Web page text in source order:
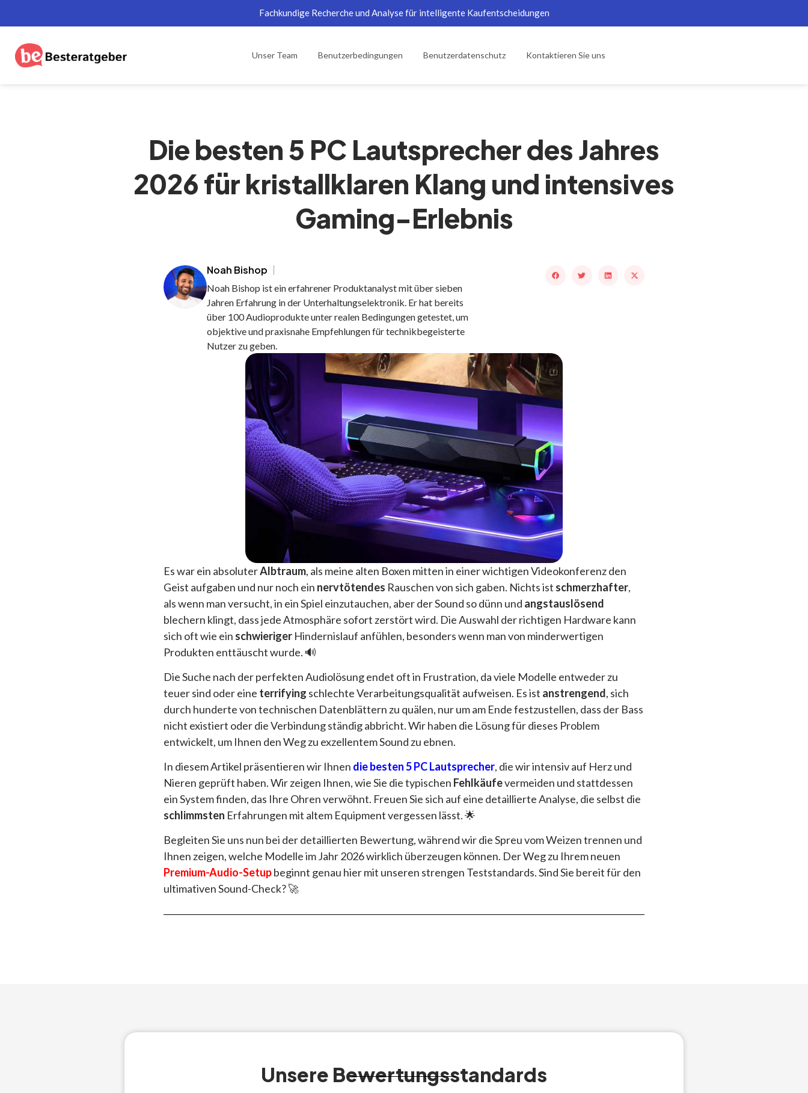
Fachkundige Recherche und Analyse für intelligente Kaufentscheidungen
Unser Team Benutzerbedingungen Benutzerdatenschutz Kontaktieren Sie uns
Die besten 5 PC Lautsprecher des Jahres
2026 für kristallklaren Klang und intensives
Gaming-Erlebnis
Noah Bishop
Noah Bishop ist ein erfahrener Produktanalyst mit über sieben
Jahren Erfahrung in der Unterhaltungselektronik. Er hat bereits
über 100 Audioprodukte unter realen Bedingungen getestet, um
objektive und praxisnahe Empfehlungen für technikbegeisterte
Nutzer zu geben.
Es war ein absoluterAlbtraum, als meine alten Boxen mitten in einer wichtigen Videokonferenz den
Geist aufgaben und nur noch ein nervtötendes Rauschen von sich gaben. Nichts ist schmerzhafter,
als wenn man versucht, in ein Spiel einzutauchen, aber der Sound so dünn und angstauslösend
blechern klingt, dass jede Atmosphäre sofort zerstört wird. Die Auswahl der richtigen Hardware kann
sich oft wie ein schwieriger Hindernislauf anfühlen, besonders wenn man von minderwertigen
Produkten enttäuscht wurde. 🔊
Die Suche nach der perfekten Audiolösung endet oft in Frustration, da viele Modelle entweder zu
teuer sind oder eine terrifying schlechte Verarbeitungsqualität aufweisen. Es ist anstrengend, sich
durch hunderte von technischen Datenblättern zu quälen, nur um am Ende festzustellen, dass der Bass
nicht existiert oder die Verbindung ständig abbricht. Wir haben die Lösung für dieses Problem
entwickelt, um Ihnen den Weg zu exzellentem Sound zu ebnen.
In diesem Artikel präsentieren wir Ihnen die besten 5 PC Lautsprecher, die wir intensiv auf Herz und
Nieren geprüft haben. Wir zeigen Ihnen, wie Sie die typischen Fehlkäufevermeiden und stattdessen
ein System finden, das Ihre Ohren verwöhnt. Freuen Sie sich auf eine detaillierte Analyse, die selbst die
schlimmsten Erfahrungen mit altem Equipment vergessen lässt. 🌟
Begleiten Sie uns nun bei der detaillierten Bewertung, während wir die Spreu vom Weizen trennen und
Ihnen zeigen, welche Modelle im Jahr 2026 wirklich überzeugen können. Der Weg zu Ihrem neuen
Premium-Audio-Setupbeginnt genau hier mit unseren strengen Teststandards. Sind Sie bereit für den
ultimativen Sound-Check? 🚀
Unsere Bewertungsstandards